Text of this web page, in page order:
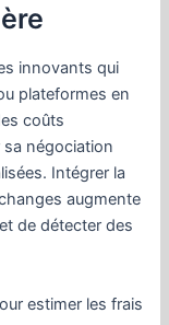
innovants qui
plateformes en
coûts
sa négociation
Intégrer la
augmente
de détecter des
estimer les frais